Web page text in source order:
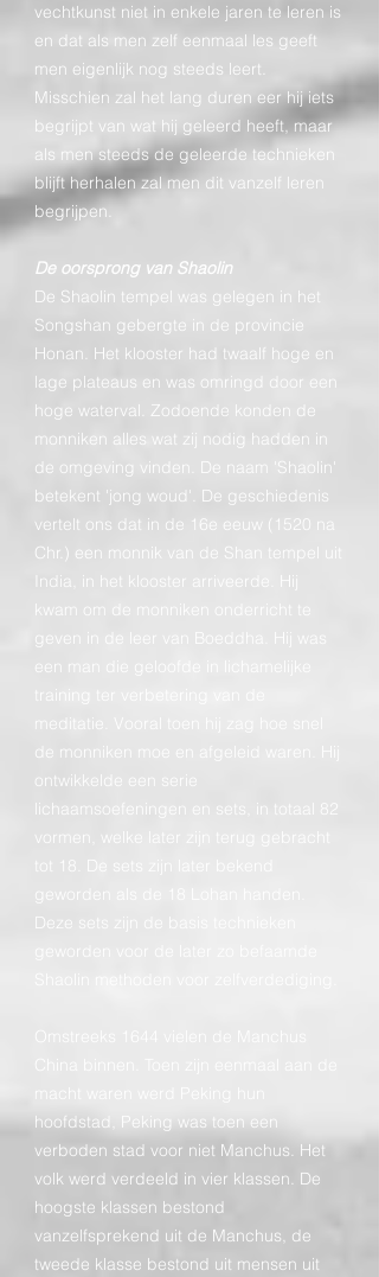
vechtkunst niet in enkele jaren te leren is
en dat als men zelf eenmaal les geeft
men eigenlijk nog steeds leert.
Misschien zal het lang duren eer hij iets
begrijpt van wat hij geleerd heeft, maar
als men steeds de geleerde technieken
blijft herhalen zal men dit vanzelf leren
begrijpen.
De oorsprong van Shaolin
De Shaolin tempel was gelegen in het
Songshan gebergte in de provincie
Honan. Het klooster had twaalf hoge en
lage plateaus en was omringd door een
hoge waterval. Zodoende konden de
monniken alles wat zij nodig hadden in
de omgeving vinden. De naam 'Shaolin'
betekent 'jong woud'. De geschiedenis
vertelt ons dat in de 16e eeuw (1520 na
Chr.) een monnik van de Shan tempel uit
India, in het klooster arriveerde. Hij
kwam om de monniken onderricht te
geven in de leer van Boeddha. Hij was
een man die geloofde in lichamelijke
training ter verbetering van de
meditatie. Vooral toen hij zag hoe snel
de monniken moe en afgeleid waren. Hij
ontwikkelde een serie
lichaamsoefeningen en sets, in totaal 82
vormen, welke later zijn terug gebracht
tot 18. De sets zijn later bekend
geworden als de 18 Lohan handen.
Deze sets zijn de basis technieken
China binnen. Toen zijn eenmaal aan de
macht waren werd Peking hun
hoofdstad, Peking was toen een
verboden stad voor niet Manchus. Het
volk werd verdeeld in vier klassen. De
hoogste klassen bestond
vanzelfsprekend uit de Manchus, de
tweede klasse bestond uit mensen uit